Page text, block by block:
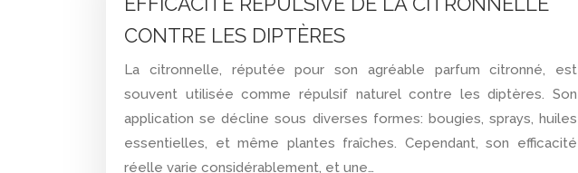
CONTRE LES DIPTÈRES
La citronnelle, réputée pour son agréable parfum citronné, est
souvent utilisée comme répulsif naturel contre les diptères. Son
application se décline sous diverses formes: bougies, sprays, huiles
essentielles, et même plantes fraîches. Cependant, son efficacité
réelle varie considérablement, et une…